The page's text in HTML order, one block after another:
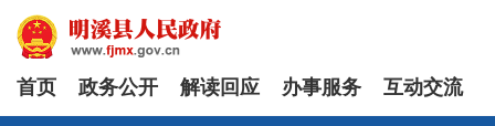
首页 政务公开 解读回应 办事服务 互动交流